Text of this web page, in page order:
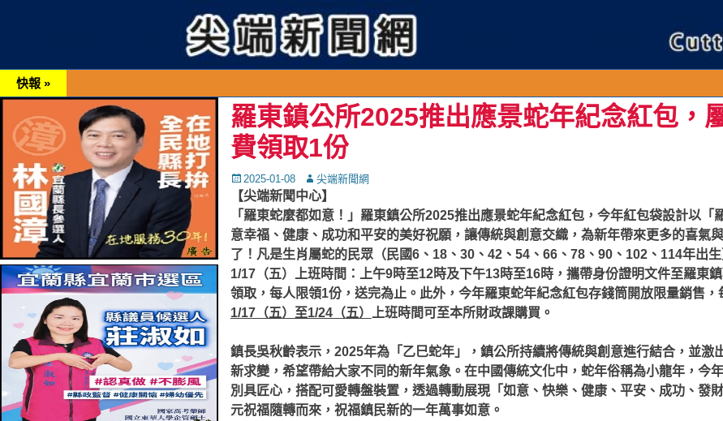
快報 »
羅東鎮公所2025推出應景蛇年紀念紅包，
費領取1份
Posted
on
2025-01-08 Autor尖端新聞網
【尖端新聞中心】
「羅東蛇麼都如意！」羅東鎮公所2025推出應景蛇年紀念紅包，今年紅包袋設計以「
意幸福、健康、成功和平安的美好祝願，讓傳統與創意交織，為新年帶來更多的喜氣
了！凡是生肖屬蛇的民眾（民國6、18、30、42、54、66、78、90、102、114年出
1/17（五）上班時間：上午9時至12時及下午13時至16時，攜帶身份證明文件至羅東
領取，每人限領1份，送完為止。此外，今年羅東蛇年紀念紅包存錢筒開放限量銷售，
1/17（五）至1/24（五）
上班時間可至本所財政課購買。
鎮長吳秋齡表示，2025年為「乙巳蛇年」，鎮公所持續將傳統與創意進行結合，並激
新求變，希望帶給大家不同的新年氣象。在中國傳統文化中，蛇年俗稱為小龍年，今
別具匠心，搭配可愛轉盤裝置，透過轉動展現「如意、快樂、健康、平安、成功、發
元祝福隨轉而來，祝福鎮民新的一年萬事如意。